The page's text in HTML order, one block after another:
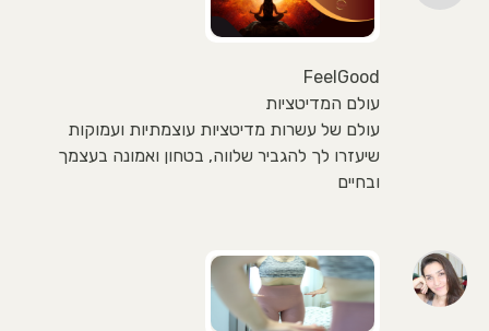
FeelGood
עולם המדיטציות
עולם של עשרות מדיטציות עוצמתיות ועמוקות
שיעזרו לך להגביר שלווה, בטחון ואמונה בעצמך
ובחיים